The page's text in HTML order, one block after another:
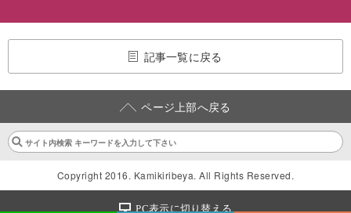
記事一覧に戻る
ページ上部へ戻る
Copyright 2016. Kamikiribeya. All Rights Reserved.
PC表示に切り替える